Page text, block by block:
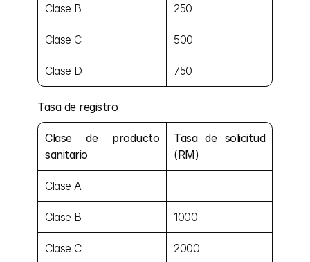
Clase B 250
Clase C 500
Clase D 750
Tasa de registro
Clase de producto
sanitario
Tasa de solicitud
(RM)
Clase A –
Clase B 1000
Clase C 2000